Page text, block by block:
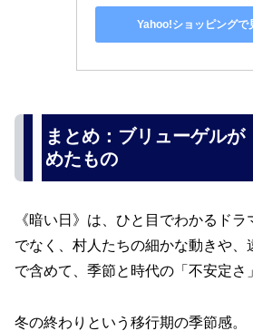
Yahoo!ショッピングで
まとめ：ブリューゲルが
めたもの
《暗い日》は、ひと目でわかるド
でなく、村人たちの細かな動きや、
で含めて、季節と時代の「不安定さ
冬の終わりという移行期の季節感。